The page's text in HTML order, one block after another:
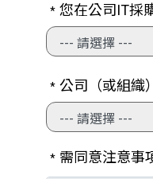
* 您在公司IT採
* 公司（或組織
* 需同意注意事